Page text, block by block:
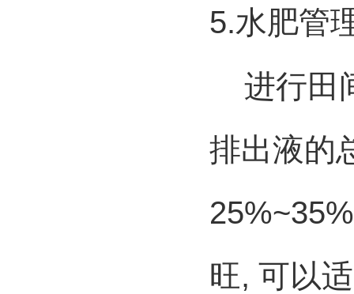
5.水肥管
进行田
排出液的
25%~35%
旺, 可以